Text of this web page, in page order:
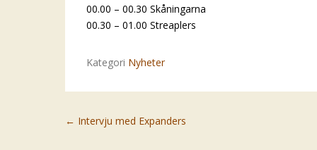
00.00 – 00.30 Skåningarna
00.30 – 01.00 Streaplers
Kategori Nyheter
Post navigation
← Intervju med Expanders